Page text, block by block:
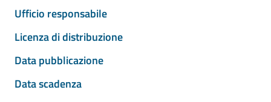
Ufficio responsabile
Licenza di distribuzione
Data pubblicazione
Data scadenza